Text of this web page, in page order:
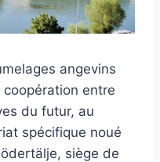
angevins
entre
du futur, au
spécifique noué
siège de